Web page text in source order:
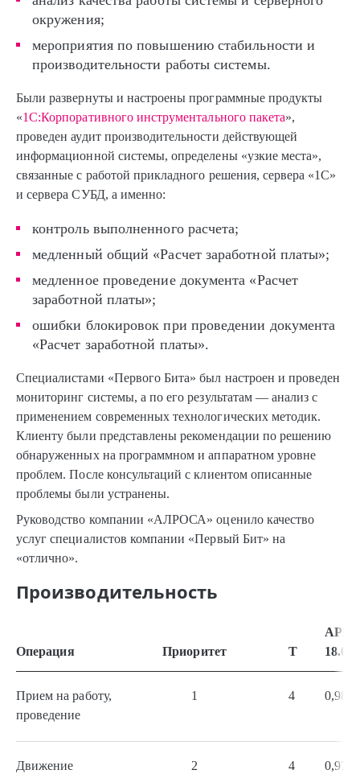
окружения;
мероприятия по повышению стабильности и
производительности работы системы.
Были развернуты и настроены программные продукты
«1С:Корпоративного инструментального пакета»,
проведен аудит производительности действующей
информационной системы, определены «узкие места»,
связанные с работой прикладного решения, сервера «1С»
и сервера СУБД, а именно:
контроль выполненного расчета;
медленный общий «Расчет заработной платы»;
медленное проведение документа «Расчет
заработной платы»;
ошибки блокировок при проведении документа
«Расчет заработной платы».
Специалистами «Первого Бита» был настроен и проведен
мониторинг системы, а по его результатам — анализ с
применением современных технологических методик.
Клиенту были представлены рекомендации по решению
обнаруженных на программном и аппаратном уровне
проблем. После консультаций с клиентом описанные
проблемы были устранены.
Руководство компании «АЛРОСА» оценило качество
услуг специалистов компании «Первый Бит» на
«отлично».
Производительность
Операция Приоритет T
Прием на работу,
проведение
1 4 0,98
Движение
2 4 0,97